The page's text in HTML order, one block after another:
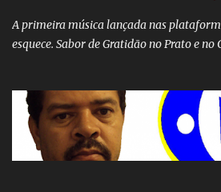
A primeira música lançada nas
esquece. Sabor de Gratidão no Prato e no